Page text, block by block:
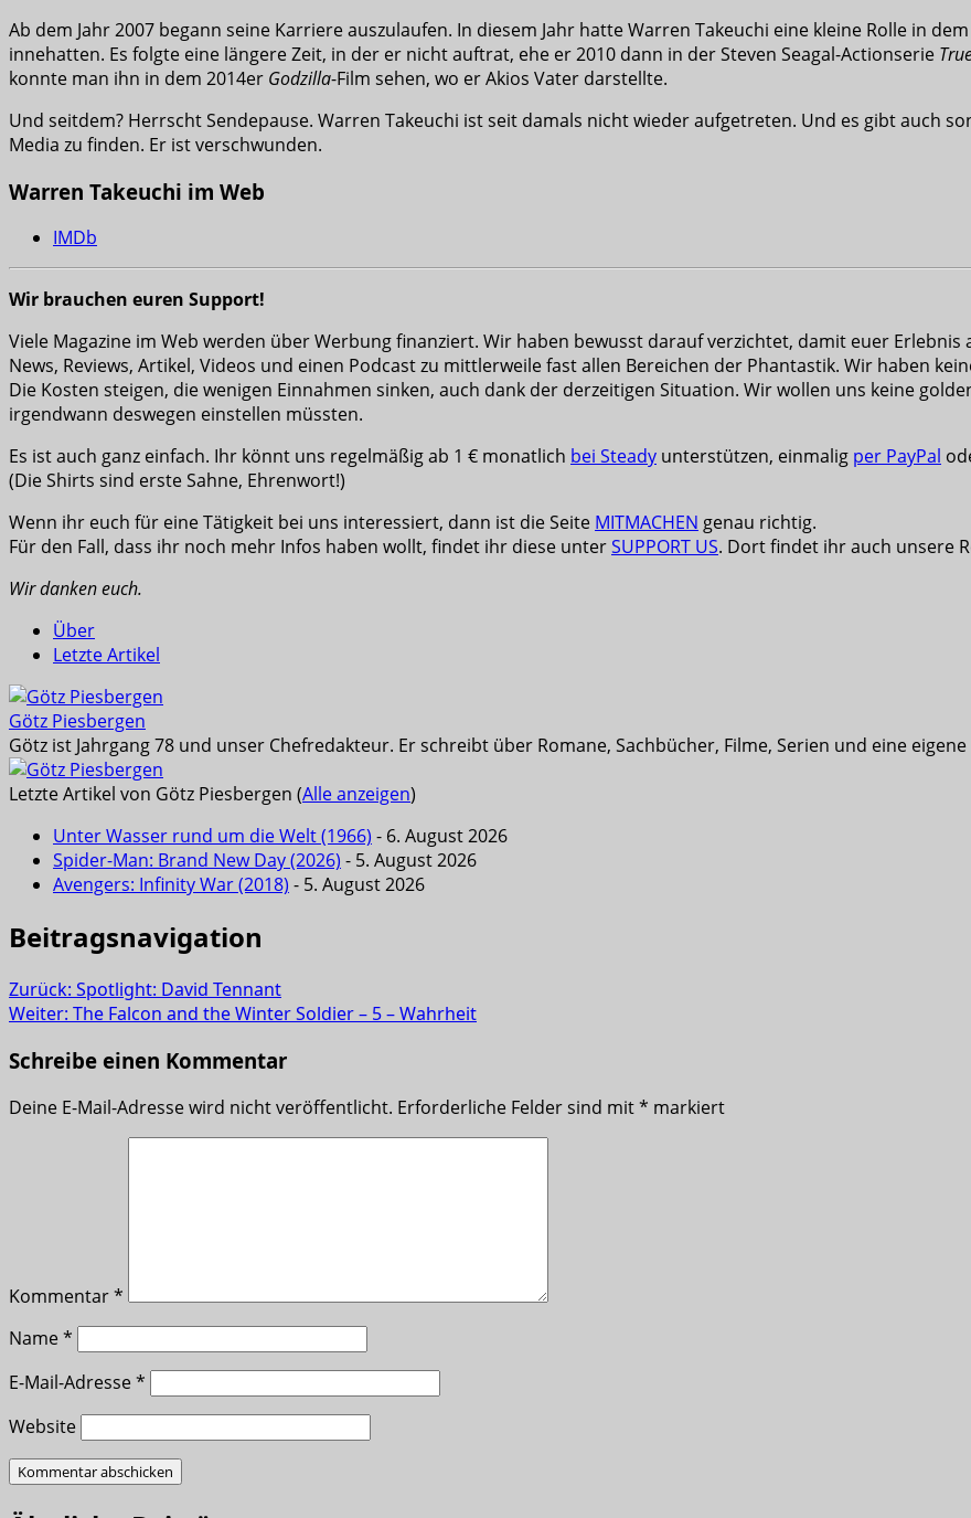
Ab dem Jahr 2007 begann seine Karriere auszulaufen. In diesem Jahr hatte Warren Takeuchi eine kleine Rolle in
innehatten. Es folgte eine längere Zeit, in der er nicht auftrat, ehe er 2010 dann in der Steven Seagal-Actionserie
konnte man ihn in dem 2014er Godzilla-Film sehen, wo er Akios Vater darstellte.
Und seitdem? Herrscht Sendepause. Warren Takeuchi ist seit damals nicht wieder aufgetreten. Und es gibt auch
Media zu finden. Er ist verschwunden.
Warren Takeuchi im Web
IMDb
Wir brauchen euren Support!
Viele Magazine im Web werden über Werbung finanziert. Wir haben bewusst darauf verzichtet, damit euer
News, Reviews, Artikel, Videos und einen Podcast zu mittlerweile fast allen Bereichen der Phantastik. Wir haben
Die Kosten steigen, die wenigen Einnahmen sinken, auch dank der derzeitigen Situation. Wir wollen uns keine
irgendwann deswegen einstellen müssten.
Es ist auch ganz einfach. Ihr könnt uns regelmäßig ab 1 € monatlich bei Steady unterstützen, einmalig per PayPal
(Die Shirts sind erste Sahne, Ehrenwort!)
Wenn ihr euch für eine Tätigkeit bei uns interessiert, dann ist die Seite MITMACHEN genau richtig.
Für den Fall, dass ihr noch mehr Infos haben wollt, findet ihr diese unterSUPPORT US. Dort findet ihr auch unsere
Wir danken euch.
Über
Letzte Artikel
Götz Piesbergen
Götz ist Jahrgang 78 und unser Chefredakteur. Er schreibt über Romane, Sachbücher, Filme, Serien und eine
Letzte Artikel von Götz Piesbergen (Alle anzeigen)
Unter Wasser rund um die Welt (1966) - 6. August 2026
Spider-Man: Brand New Day (2026) - 5. August 2026
Avengers: Infinity War (2018) - 5. August 2026
Beitragsnavigation
Zurück: Spotlight: David Tennant
Weiter: The Falcon and the Winter Soldier – 5 – Wahrheit
Schreibe einen Kommentar
Deine E-Mail-Adresse wird nicht veröffentlicht. Erforderliche Felder sind mit* markiert
Kommentar*
Name*
E-Mail-Adresse*
Website